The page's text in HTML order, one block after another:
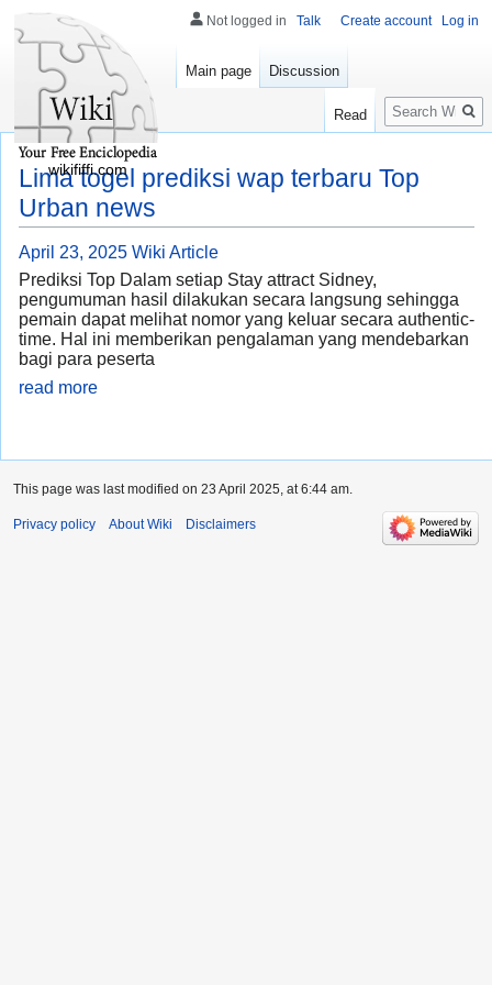
Lima togel prediksi wap terbaru Top
Urban news
April 23, 2025 Wiki Article
Prediksi Top Dalam setiap Stay attract Sidney,
pengumuman hasil dilakukan secara langsung sehingga
pemain dapat melihat nomor yang keluar secara authentic-
time. Hal ini memberikan pengalaman yang mendebarkan
bagi para peserta
read more
Not logged in Talk Create account Log in
Main page Discussion
Read
Search
wikififfi.com
This page was last modified on 23 April 2025, at 6:44 am.
Privacy policy About Wiki Disclaimers